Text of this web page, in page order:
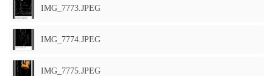
IMG_7773.JPEG
IMG_7774.JPEG
IMG_7775.JPEG